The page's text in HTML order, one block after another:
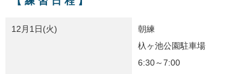
12月1日(火)
朝練
杁ヶ池公園駐車場
6:30～7:00